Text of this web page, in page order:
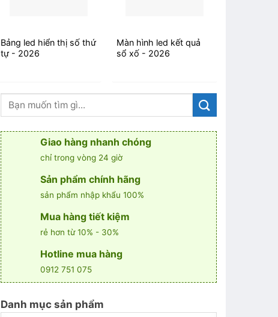
Bảng led hiển thị số thứ
tự - 2026
Màn hình led kết quả
sổ xố - 2026
Giao hàng nhanh chóng
chỉ trong vòng 24 giờ
Sản phẩm chính hãng
sản phẩm nhập khẩu 100%
Mua hàng tiết kiệm
rẻ hơn từ 10% - 30%
Hotline mua hàng
0912 751 075
Danh mục sản phẩm